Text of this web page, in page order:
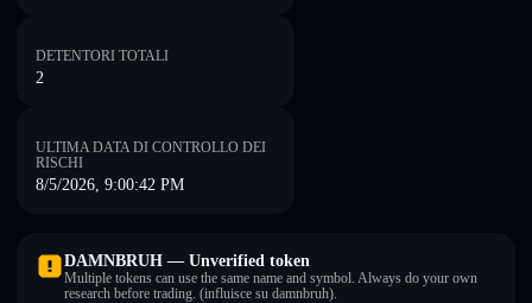
DETENTORI TOTALI
2
ULTIMA DATA DI CONTROLLO DEI
RISCHI
8/5/2026, 9:00:42 PM
DAMNBRUH — Unverified token
Multiple tokens can use the same name and symbol. Always do your own
research before trading. (influisce su damnbruh).